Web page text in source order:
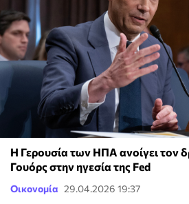
Η Γερουσία των ΗΠΑ ανοίγει τον
Γουόρς στην ηγεσία της Fed
Οικονομία 29.04.2026 19:37